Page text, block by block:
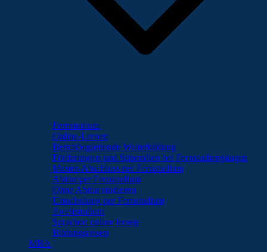
Fernstudium
Online-Lernen
Berufsbegleitende Weiterbildung
Förderungen und Stipendien bei Fernstudiengängen
Master-Abschluss per Fernstudium
Abitur per Fernstudium
Ohne Abitur studieren
Umschulung per Fernstudium
Zweitstudium
Sprachen online lernen
Bildungsreisen
MBA